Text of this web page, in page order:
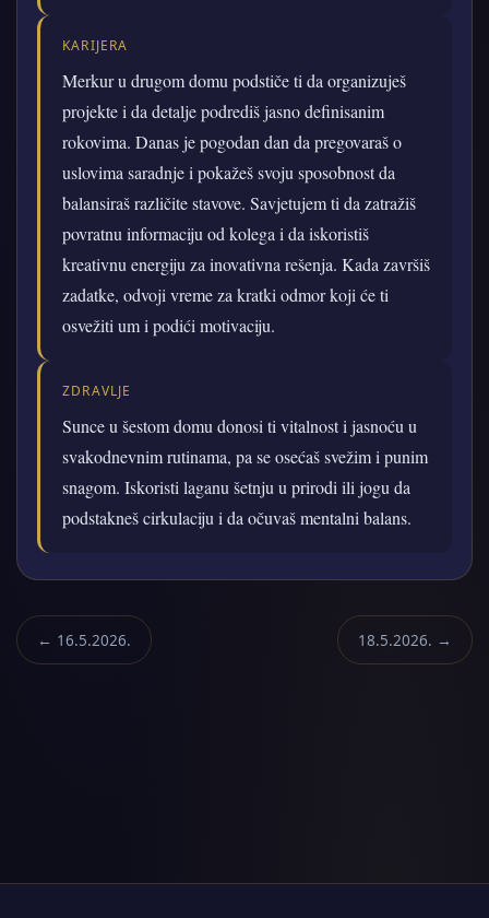
KARIJERA
Merkur u drugom domu podstiče ti da organizuješ
projekte i da detalje podrediš jasno definisanim
rokovima. Danas je pogodan dan da pregovaraš o
uslovima saradnje i pokažeš svoju sposobnost da
balansiraš različite stavove. Savjetujem ti da zatražiš
povratnu informaciju od kolega i da iskoristiš
kreativnu energiju za inovativna rešenja. Kada završiš
zadatke, odvoji vreme za kratki odmor koji će ti
osvežiti um i podići motivaciju.
ZDRAVLJE
Sunce u šestom domu donosi ti vitalnost i jasnoću u
svakodnevnim rutinama, pa se osećaš svežim i punim
snagom. Iskoristi laganu šetnju u prirodi ili jogu da
podstakneš cirkulaciju i da očuvaš mentalni balans.
← 16.5.2026. 18.5.2026. →